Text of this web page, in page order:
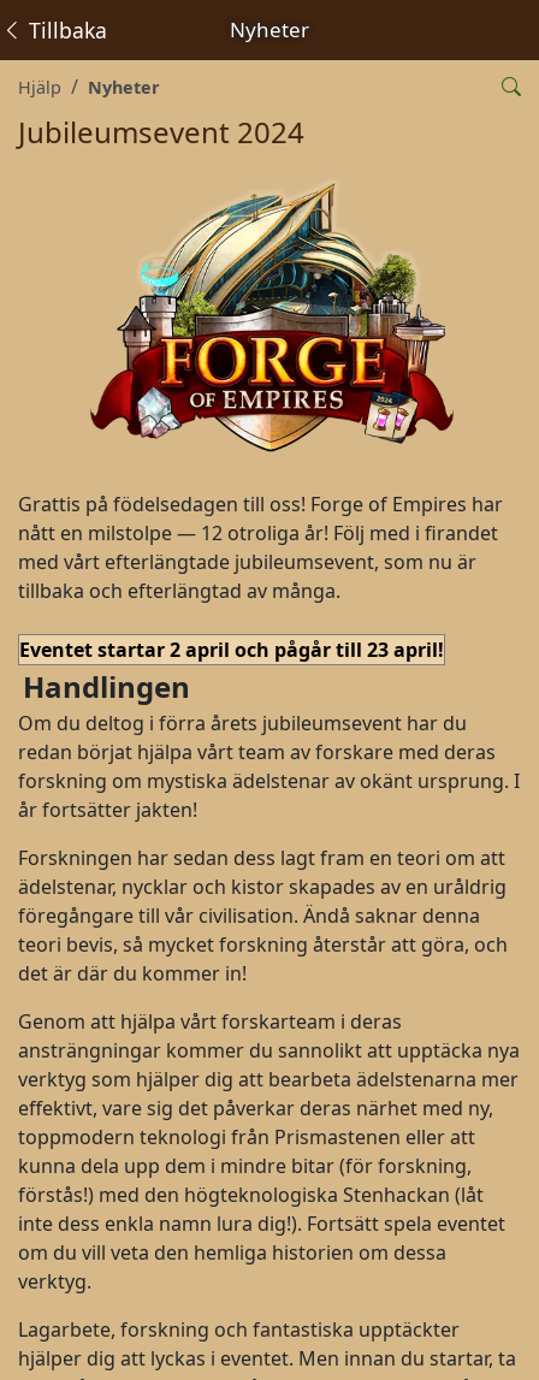
Nyheter
Tillbaka
Hjälp Nyheter
Jubileumsevent 2024
Grattis på födelsedagen till oss! Forge of Empires har
nått en milstolpe — 12 otroliga år! Följ med i firandet
med vårt efterlängtade jubileumsevent, som nu är
tillbaka och efterlängtad av många.
Eventet startar 2 april och pågår till 23 april!
Handlingen
Om du deltog i förra årets jubileumsevent har du
redan börjat hjälpa vårt team av forskare med deras
forskning om mystiska ädelstenar av okänt ursprung. I
år fortsätter jakten!
Forskningen har sedan dess lagt fram en teori om att
ädelstenar, nycklar och kistor skapades av en uråldrig
föregångare till vår civilisation. Ändå saknar denna
teori bevis, så mycket forskning återstår att göra, och
det är där du kommer in!
Genom att hjälpa vårt forskarteam i deras
ansträngningar kommer du sannolikt att upptäcka nya
verktyg som hjälper dig att bearbeta ädelstenarna mer
effektivt, vare sig det påverkar deras närhet med ny,
toppmodern teknologi från Prismastenen eller att
kunna dela upp dem i mindre bitar (för forskning,
förstås!) med den högteknologiska Stenhackan (låt
inte dess enkla namn lura dig!). Fortsätt spela eventet
om du vill veta den hemliga historien om dessa
verktyg.
Lagarbete, forskning och fantastiska upptäckter
hjälper dig att lyckas i eventet. Men innan du startar, ta